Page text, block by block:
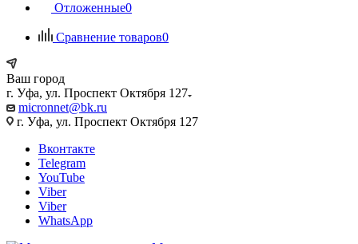
Отложенные0
Сравнение товаров0
Ваш город
г. Уфа, ул. Проспект Октября 127
micronnet@bk.ru
г. Уфа, ул. Проспект Октября 127
Вконтакте
Telegram
YouTube
Viber
Viber
WhatsApp